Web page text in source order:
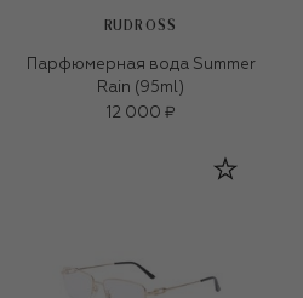
RUDROSS
Парфюмерная вода Summer
Rain (95ml)
12 000 ₽